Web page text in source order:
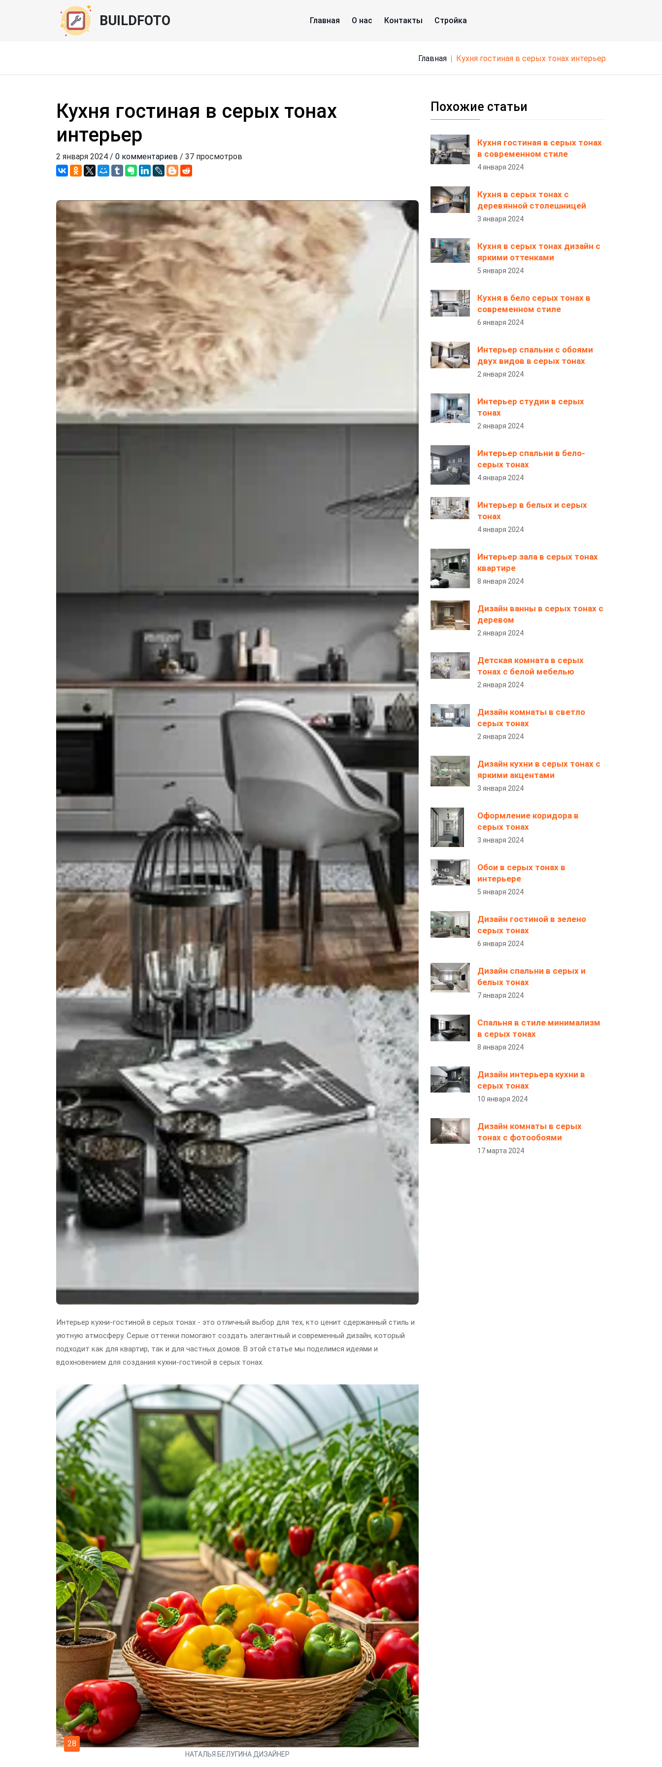
BUILDFOTO Главная О нас Контакты Стройка
Главная кухня гостиная в серых тонах интерьер
Кухня гостиная в серых тонах
интерьер
2 января 2024 / 0 комментариев / 37 просмотров
Интерьер кухни-гостиной в серых тонах - это отличный выбор для тех, кто ценит сдержанный стиль и
уютную атмосферу. Серые оттенки помогают создать элегантный и современный дизайн, который
подходит как для квартир, так и для частных домов. В этой статье мы поделимся идеями и
вдохновением для создания кухни-гостиной в серых тонах.
28
НАТАЛЬЯ БЕЛУГИНА ДИЗАЙНЕР
Похожие статьи
Кухня гостиная в серых тонах
в современном стиле
4 января 2024
Кухня в серых тонах с
деревянной столешницей
3 января 2024
Кухня в серых тонах дизайн с
яркими оттенками
5 января 2024
Кухня в бело серых тонах в
современном стиле
6 января 2024
Интерьер спальни с обоями
двух видов в серых тонах
2 января 2024
Интерьер студии в серых
тонах
2 января 2024
Интерьер спальни в бело-
серых тонах
4 января 2024
Интерьер в белых и серых
тонах
4 января 2024
Интерьер зала в серых тонах
квартире
8 января 2024
Дизайн ванны в серых тонах с
деревом
2 января 2024
Детская комната в серых
тонах с белой мебелью
2 января 2024
Дизайн комнаты в светло
серых тонах
2 января 2024
Дизайн кухни в серых тонах с
яркими акцентами
3 января 2024
Оформление коридора в
серых тонах
3 января 2024
Обои в серых тонах в
интерьере
5 января 2024
Дизайн гостиной в зелено
серых тонах
6 января 2024
Дизайн спальни в серых и
белых тонах
7 января 2024
Спальня в стиле минимализм
в серых тонах
8 января 2024
Дизайн интерьера кухни в
серых тонах
10 января 2024
Дизайн комнаты в серых
тонах с фотообоями
17 марта 2024